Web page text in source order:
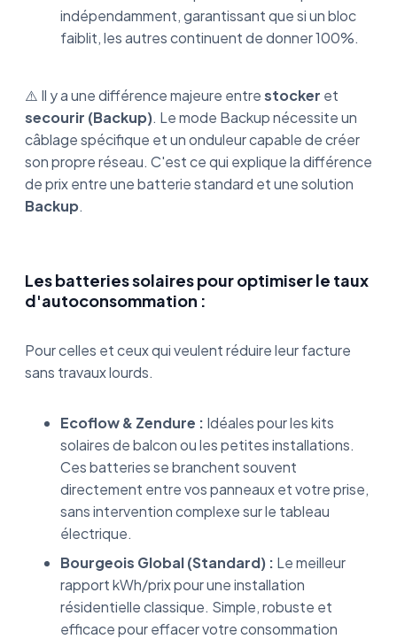
indépendamment, garantissant que si un bloc
faiblit, les autres continuent de donner 100%.
⚠️ Il y a une différence majeure entrestocker et
secourir (Backup). Le mode Backup nécessite un
câblage spécifique et un onduleur capable de créer
son propre réseau. C'est ce qui explique la différence
de prix entre une batterie standard et une solution
Backup.
Les batteries solaires pour optimiser le taux
d'autoconsommation :
Pour celles et ceux qui veulent réduire leur facture
sans travaux lourds.
Ecoflow & Zendure : Idéales pour les kits
solaires de balcon ou les petites installations.
Ces batteries se branchent souvent
directement entre vos panneaux et votre prise,
sans intervention complexe sur le tableau
électrique.
Bourgeois Global (Standard) : Le meilleur
rapport kWh/prix pour une installation
résidentielle classique. Simple, robuste et
efficace pour effacer votre consommation